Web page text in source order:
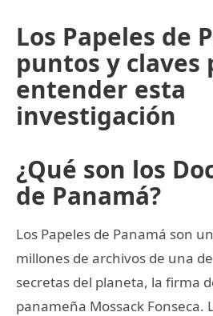
Los Papeles de
puntos y claves
entender esta
investigación
¿Qué son los
de Panamá?
Los Papeles de Panamá son
millones de archivos de una
secretas del planeta, la firma
panameña Mossack Fonseca.